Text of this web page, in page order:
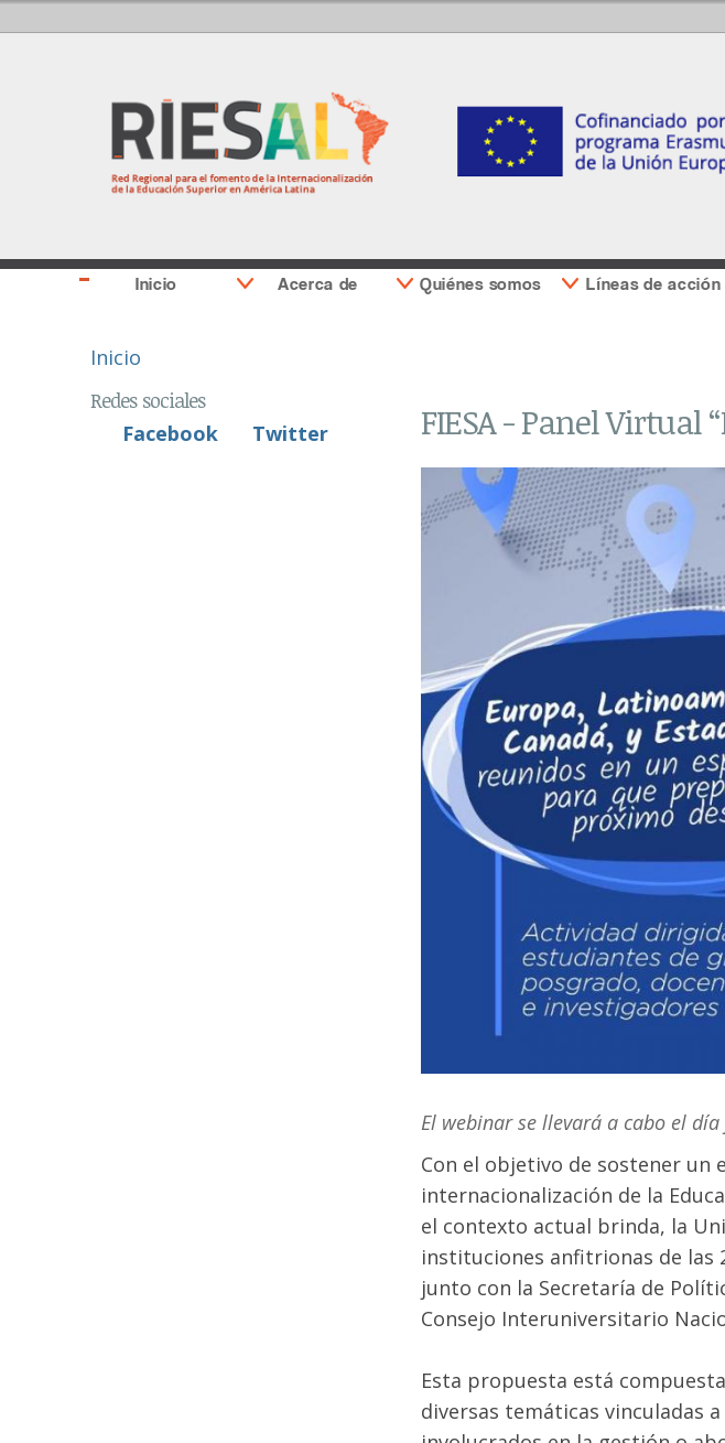
principal
lateral
derecha
Inicio Acerca de Quiénes somos Líneas de acción
Inicio
Redes sociales
Facebook
Twitter FIESA - Panel Virtual
El webinar se llevará a cabo el
Con el objetivo de sostener un
internacionalización de la
el contexto actual brinda, la
instituciones anfitrionas de las
junto con la Secretaría de
Consejo Interuniversitario
Esta propuesta está
diversas temáticas vinculadas